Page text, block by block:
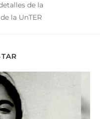
de la
la UnTER